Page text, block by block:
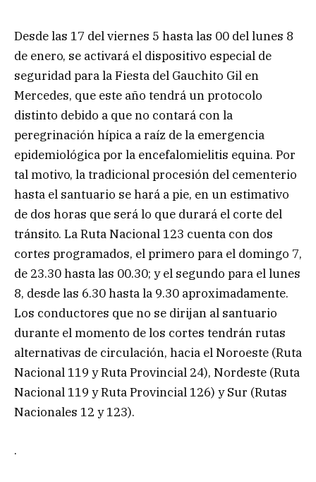
Desde las 17 del viernes 5 hasta las 00 del lunes 8
de enero, se activará el dispositivo especial de
seguridad para la Fiesta del Gauchito Gil en
Mercedes, que este año tendrá un protocolo
distinto debido a que no contará con la
peregrinación hípica a raíz de la emergencia
epidemiológica por la encefalomielitis equina. Por
tal motivo, la tradicional procesión del cementerio
hasta el santuario se hará a pie, en un estimativo
de dos horas que será lo que durará el corte del
tránsito. La Ruta Nacional 123 cuenta con dos
cortes programados, el primero para el domingo 7,
de 23.30 hasta las 00.30; y el segundo para el lunes
8, desde las 6.30 hasta la 9.30 aproximadamente.
Los conductores que no se dirijan al santuario
durante el momento de los cortes tendrán rutas
alternativas de circulación, hacia el Noroeste (Ruta
Nacional 119 y Ruta Provincial 24), Nordeste (Ruta
Nacional 119 y Ruta Provincial 126) y Sur (Rutas
Nacionales 12 y 123).
.